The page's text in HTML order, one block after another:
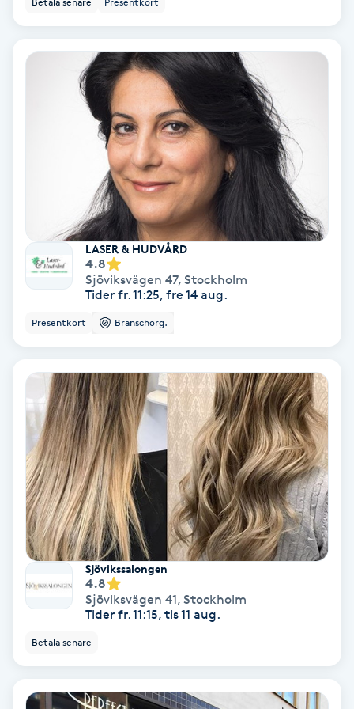
Barnklippning
Blowout
Bottenfärg
Brynformning
Brynfärgning
Brynplockning
Bröllopsuppsättning
LASER & HUDVÅRD
4.8
Sjöviksvägen 47, Stockholm
Tider fr. 11:25, fre 14 aug.
Presentkort Branschorg.
Sjövikssalongen
4.8
Sjöviksvägen 41, Stockholm
Tider fr. 11:15, tis 11 aug.
Betala senare